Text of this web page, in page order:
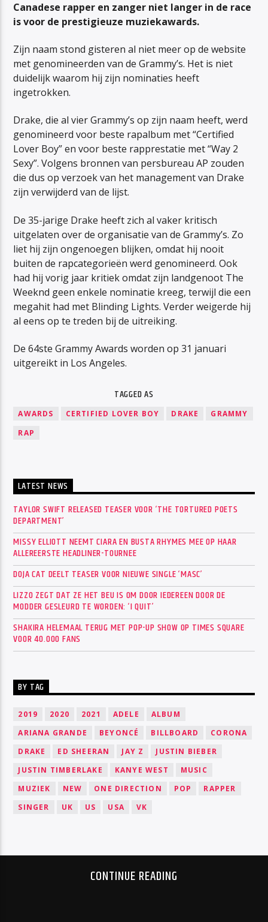
Canadese rapper en zanger niet langer in de race
is voor de prestigieuze muziekawards.
Zijn naam stond gisteren al niet meer op de website
met genomineerden van de Grammy’s. Het is niet
duidelijk waarom hij zijn nominaties heeft
ingetrokken.
Drake, die al vier Grammy’s op zijn naam heeft, werd
genomineerd voor beste rapalbum met “Certified
Lover Boy” en voor beste rapprestatie met “Way 2
Sexy”. Volgens bronnen van persbureau AP zouden
die dus op verzoek van het management van Drake
zijn verwijderd van de lijst.
De 35-jarige Drake heeft zich al vaker kritisch
uitgelaten over de organisatie van de Grammy’s. Zo
liet hij zijn ongenoegen blijken, omdat hij nooit
buiten de rapcategorieën werd genomineerd. Ook
had hij vorig jaar kritiek omdat zijn landgenoot The
Weeknd geen enkele nominatie kreeg, terwijl die een
megahit had met Blinding Lights. Verder weigerde hij
al eens op te treden bij de uitreiking.
De 64ste Grammy Awards worden op 31 januari
uitgereikt in Los Angeles.
TAGGED AS
AWARDS CERTIFIED LOVER BOY DRAKE
GRAMMY
RAP
LATEST NEWS
TAYLOR SWIFT RELEASED TEASER VOOR ‘THE TORTURED POETS
DEPARTMENT’
MISSY ELLIOTT NEEMT CIARA EN BUSTA RHYMES MEE OP HAAR
ALLEREERSTE HEADLINER-TOURNEE
DOJA CAT DEELT TEASER VOOR NIEUWE SINGLE ‘MASC’
LIZZO ZEGT DAT ZE HET BEU IS OM DOOR IEDEREEN DOOR DE
MODDER GESLEURD TE WORDEN: ‘I QUIT’
SHAKIRA HELEMAAL TERUG MET POP-UP SHOW OP TIMES SQUARE
VOOR 40.000 FANS
BY TAG
2019 2020 2021 ADELE
ALBUM
ARIANA GRANDE
BEYONCÉ BILLBOARD
CORONA
DRAKE
ED SHEERAN JAY Z
JUSTIN BIEBER
JUSTIN TIMBERLAKE
KANYE WEST
MUSIC
MUZIEK
NEW ONE DIRECTION POP
RAPPER
SINGER
UK US USA VK
CONTINUE READING